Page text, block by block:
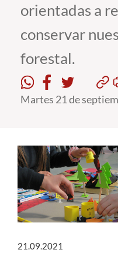
Estudiantes
Académicos
Funcionarios
Alumni
English
orientadas a
conservar
forestal.
Martes 21 de
21.09.2021